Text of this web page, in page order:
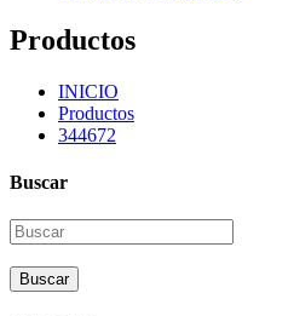
Productos
INICIO
Productos
344672
Buscar
Buscar